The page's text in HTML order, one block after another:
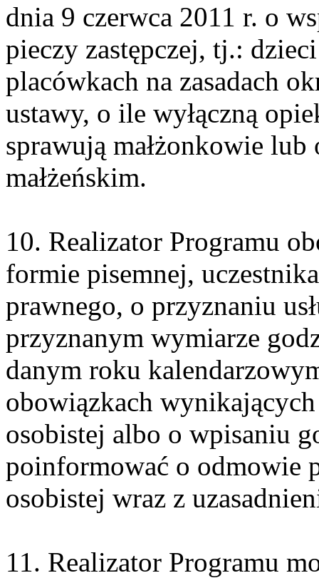
dnia 9 czerwca 2011 r. o
pieczy zastępczej, tj.:
placówkach na zasadach
ustawy, o ile wyłączną
sprawują małżonkowie
małżeńskim.
10. Realizator Programu
formie pisemnej,
prawnego, o przyznaniu
przyznanym wymiarze
danym roku
obowiązkach
osobistej albo o wpisaniu
poinformować o odmowie
osobistej wraz z
11. Realizator Programu